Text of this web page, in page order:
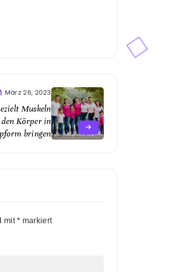
März 26, 2023
Muskeln
Körper in
bringen
mit* markiert